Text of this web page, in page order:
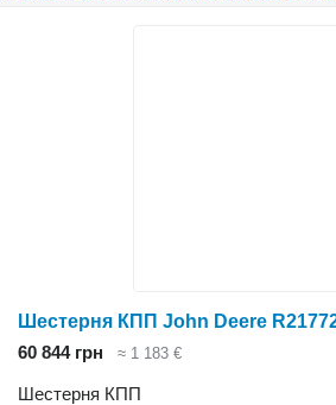
60 844 грн ≈ 1 183 €
Шестерня КПП